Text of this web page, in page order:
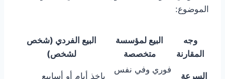
الموضوع:
وجه
المقارنة
البيع لمؤسسة
متخصصة
البيع الفردي (شخص
لشخص)
السرعة
فوري وفي نفس
ياخذ أيام أو أسابيع